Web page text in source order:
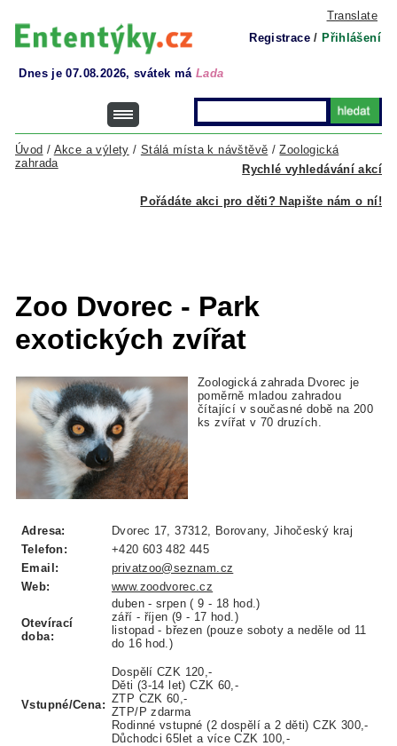
Translate
Registrace / Přihlášení
Dnes je 07.08.2026, svátek má Lada
Rychlé vyhledávání akcí
Úvod / Akce a výlety / Stálá místa k návštěvě /Zoologická
zahrada
Pořádáte akci pro děti? Napište nám o ní!
Zoo Dvorec - Park
exotických zvířat
Zoologická zahrada Dvorec je
poměrně mladou zahradou
čítající v současné době na 200
ks zvířat v 70 druzích.
Adresa:
Dvorec 17, 37312, Borovany, Jihočeský kraj
Telefon:
+420 603 482 445
Email:
privatzoo@seznam.cz
Web:
www.zoodvorec.cz
Otevírací
doba:
duben - srpen ( 9 - 18 hod.)
září - říjen (9 - 17 hod.)
listopad - březen (pouze soboty a neděle od 11
do 16 hod.)
Vstupné/Cena:
Dospělí CZK 120,-
Děti (3-14 let) CZK 60,-
ZTP CZK 60,-
ZTP/P zdarma
Rodinné vstupné (2 dospělí a 2 děti) CZK 300,-
Důchodci 65let a více CZK 100,-